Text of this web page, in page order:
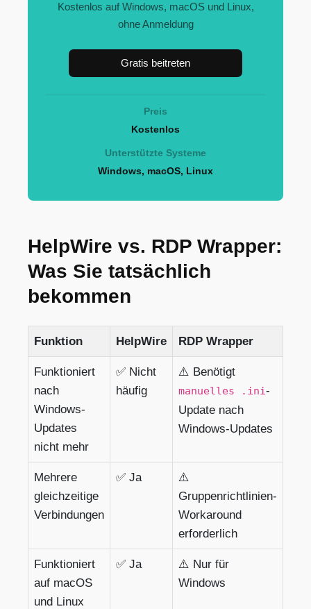
Kostenlos auf Windows, macOS und Linux,
ohne Anmeldung
Gratis beitreten
Preis
Kostenlos
Unterstützte Systeme
Windows, macOS, Linux
HelpWire vs. RDP Wrapper:
Was Sie tatsächlich
bekommen
Funktion HelpWire RDP Wrapper
Funktioniert
nach
Windows-
Updates
nicht mehr
✅ Nicht
häufig
⚠️ Benötigt
manuelles .ini-
Update nach
Windows-Updates
Mehrere
gleichzeitige
Verbindungen
✅ Ja
⚠️
Gruppenrichtlinien-
Workaround
erforderlich
Funktioniert
auf macOS
und Linux
✅ Ja
⚠️ Nur für
Windows